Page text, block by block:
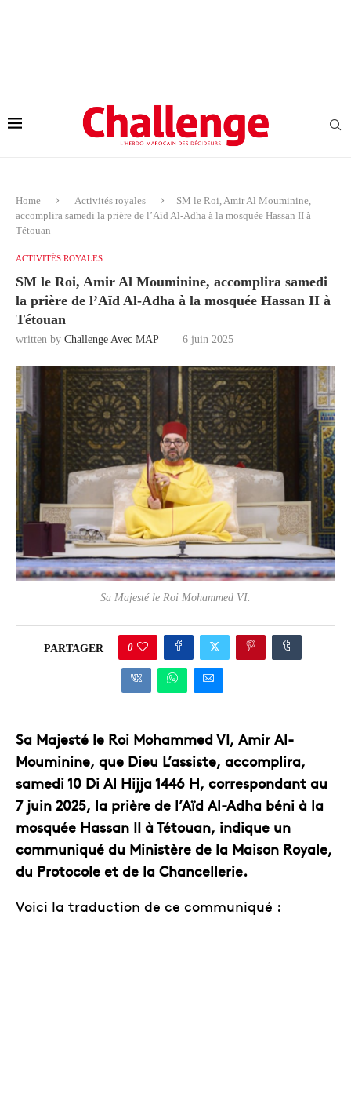
Home Activités royales
SM le Roi, Amir Al Mouminine,
accomplira samedi la prière de l’Aïd Al-Adha à la mosquée Hassan II à
Tétouan
ACTIVITÉS ROYALES
SM le Roi, Amir Al Mouminine, accomplira samedi
la prière de l’Aïd Al-Adha à la mosquée Hassan II à
Tétouan
written by Challenge Avec MAP 6 juin 2025
Sa Majesté le Roi Mohammed VI.
PARTAGER 0
Sa Majesté le Roi Mohammed VI, Amir Al-
Mouminine, que Dieu L’assiste, accomplira,
samedi 10 Di Al Hijja 1446 H, correspondant au
7 juin 2025, la prière de l’Aïd Al-Adha béni à la
mosquée Hassan II à Tétouan, indique un
communiqué du Ministère de la Maison Royale,
du Protocole et de la Chancellerie.
Voici la traduction de ce communiqué :